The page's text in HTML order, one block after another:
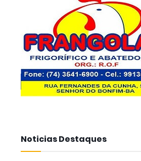
Noticias Destaques